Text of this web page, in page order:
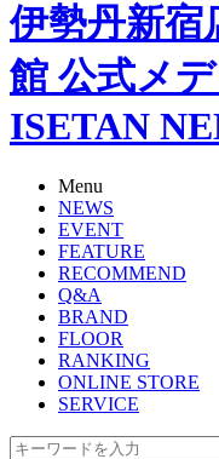
伊勢丹新宿
館 公式メ
ISETAN
Menu
NEWS
EVENT
FEATURE
RECOMMEND
Q&A
BRAND
FLOOR
RANKING
ONLINE STORE
SERVICE